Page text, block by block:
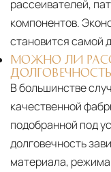
рассеивателей,
компонентов.
становится самой
МОЖНО ЛИ
В большинстве
качественной
подобранной под
долговечность
материала,